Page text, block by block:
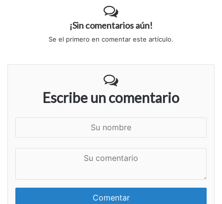
¡Sin comentarios aún!
Se el primero en comentar este artículo.
Escribe un comentario